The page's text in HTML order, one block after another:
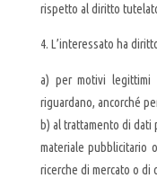
rispetto al diritto
4. L’interessato ha
a) per motivi legittimi
riguardano, ancorché
b) al trattamento di dati
materiale pubblicitario
ricerche di mercato o di